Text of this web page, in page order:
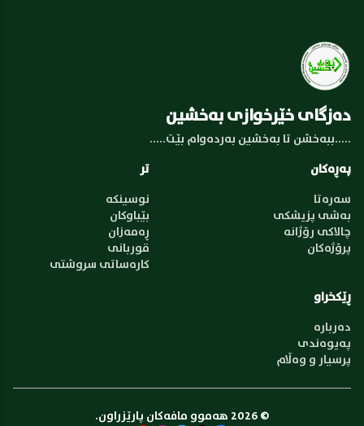
دەزگای خێرخوازی بەخشین
.....ببەخشن تا بەخشین بەردەوام بێت.....
پەڕەکان
سەرەتا
بەشی پزیشکی
چالاکی رۆژانە
پرۆژەکان
تر
نوسینکە
بێباوکان
ڕەمەزان
قوربانی
کارەساتی سروشتی
ڕێکخراو
دەربارە
پەیوەندی
پرسیار و وەڵام
© 2026 هەموو مافەکان پارێزراون.